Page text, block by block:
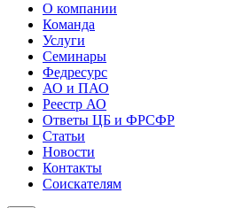
О компании
Команда
Услуги
Семинары
Федресурс
АО и ПАО
Реестр АО
Ответы ЦБ и ФРСФР
Статьи
Новости
Контакты
Соискателям